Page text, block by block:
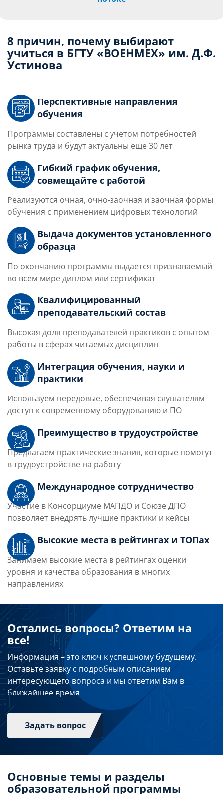
8 причин, почему выбирают
учиться в БГТУ «ВОЕНМЕХ» им. Д.Ф.
Устинова
Перспективные направления
обучения
Программы составлены с учетом потребностей
рынка труда и будут актуальны еще 30 лет
Гибкий график обучения,
совмещайте с работой
Реализуются очная, очно-заочная и заочная формы
обучения с применением цифровых технологий
Выдача документов установленного
образца
По окончанию программы выдается признаваемый
во всем мире диплом или сертификат
Квалифицированный
преподавательский состав
Высокая доля преподавателей практиков с опытом
работы в сферах читаемых дисциплин
Интеграция обучения, науки и
практики
Используем передовые, обеспечивая слушателям
доступ к современному оборудованию и ПО
Преимущество в трудоустройстве
Предлагаем практические знания, которые помогут
в трудоустройстве на работу
Международное сотрудничество
Участие в Консорциуме МАПДО и Союзе ДПО
позволяет внедрять лучшие практики и кейсы
Высокие места в рейтингах и ТОПах
Занимаем высокие места в рейтингах оценки
уровня и качества образования в многих
направлениях
Остались вопросы? Ответим на
все!
Информация – это ключ к успешному будущему.
Оставьте заявку с подробным описанием
интересующего вопроса и мы ответим Вам в
ближайшее время.
Задать вопрос
Основные темы и разделы
образовательной программы